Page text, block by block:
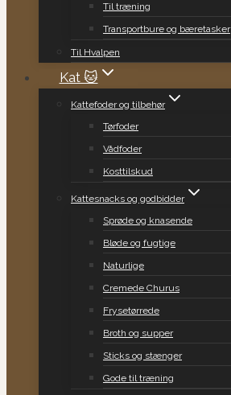
Til træning
Transportbure og bæretasker
Til Hvalpen
Kat 🐱
Kattefoder og tilbehør
Tørfoder
Vådfoder
Kosttilskud
Kattesnacks og godbidder
Sprøde og knasende
Bløde og fugtige
Naturlige
Cremede Churus
Frysetørrede
Broth og supper
Sticks og stænger
Gode til træning